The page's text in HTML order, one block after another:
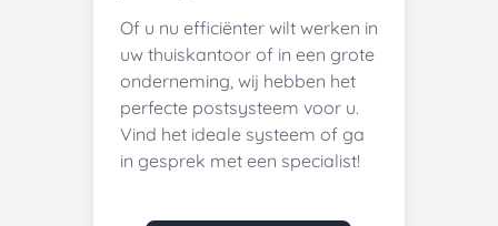
Of u nu efficiënter wilt werken in
uw thuiskantoor of in een grote
onderneming, wij hebben het
perfecte postsysteem voor u.
Vind het ideale systeem of ga
in gesprek met een specialist!